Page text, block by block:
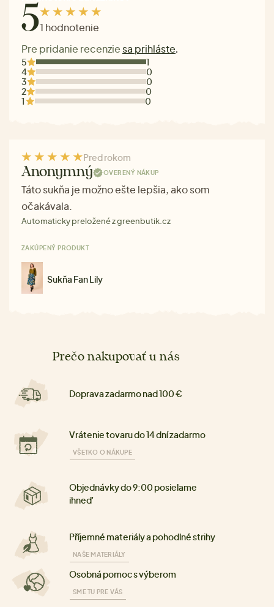
51 hodnotenie
Pre pridanie recenzie sa prihláste.
5
1
4
0
3
0
2
0
1
0
Pred rokom
Anonymný OVERENÝ NÁKUP
Táto sukňa je možno ešte lepšia, ako som
očakávala.
Automaticky preložené z greenbutik.cz
ZAKÚPENÝ PRODUKT
Sukňa Fan Lily
Prečo nakupovať u nás
Doprava zadarmo nad 100 €
Vrátenie tovaru do 14 dní zadarmo
VŠETKO O NÁKUPE
Objednávky do 9:00 posielame
ihneď
Příjemné materiály a pohodlné strihy
NAŠE MATERIÁLY
Osobná pomoc s výberom
SME TU PRE VÁS